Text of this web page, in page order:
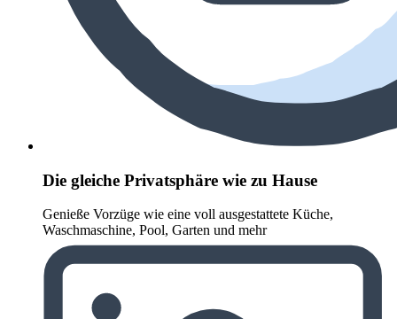
Die gleiche Privatsphäre wie zu Hause
Genieße Vorzüge wie eine voll ausgestattete Küche,
Waschmaschine, Pool, Garten und mehr